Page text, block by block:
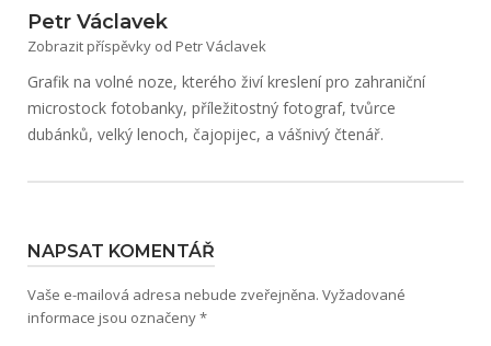
Petr Václavek
Zobrazit příspěvky od Petr Václavek
Grafik na volné noze, kterého živí kreslení pro zahraniční
microstock fotobanky, příležitostný fotograf, tvůrce
dubánků, velký lenoch, čajopijec, a vášnivý čtenář.
NAPSAT KOMENTÁŘ
Vaše e-mailová adresa nebude zveřejněna. Vyžadované
informace jsou označeny*